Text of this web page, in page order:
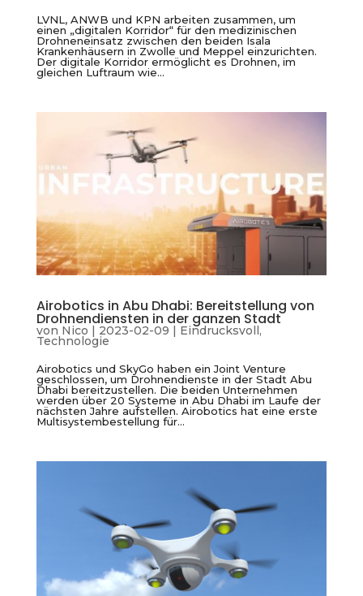
LVNL, ANWB und KPN arbeiten zusammen, um
einen „digitalen Korridor“ für den medizinischen
Drohneneinsatz zwischen den beiden Isala
Krankenhäusern in Zwolle und Meppel einzurichten.
Der digitale Korridor ermöglicht es Drohnen, im
gleichen Luftraum wie...
Airobotics in Abu Dhabi: Bereitstellung von
Drohnendiensten in der ganzen Stadt
von Nico 2023-02-09 Eindrucksvoll ,
Technologie
Airobotics und SkyGo haben ein Joint Venture
geschlossen, um Drohnendienste in der Stadt Abu
Dhabi bereitzustellen. Die beiden Unternehmen
werden über 20 Systeme in Abu Dhabi im Laufe der
nächsten Jahre aufstellen. Airobotics hat eine erste
Multisystembestellung für...